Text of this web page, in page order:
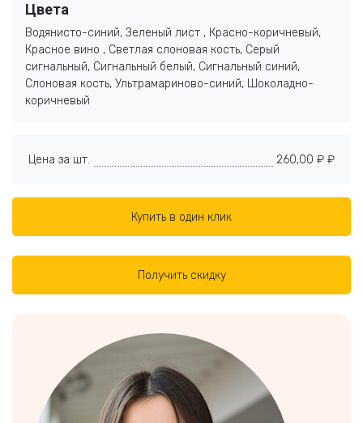
Цвета
Водянисто-синий, Зеленый лист , Красно-коричневый,
Красное вино , Светлая слоновая кость, Серый
сигнальный, Сигнальный белый, Сигнальный синий,
Слоновая кость, Ультрамариново-синий, Шоколадно-
коричневый
Цена за шт. 260,00 ₽ ₽
Купить в один клик
Получить скидку